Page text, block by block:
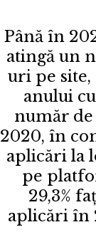
Până în
atingă un
uri pe
anului
număr
2020, în
aplicări la
pe
29,3%
aplicări în